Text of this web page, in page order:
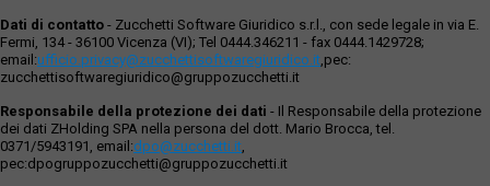
Dati di contatto - Zucchetti Software Giuridico s.r.l., con sede legale in via E.
Fermi, 134 - 36100 Vicenza (VI); Tel 0444.346211 - fax 0444.1429728;
email:ufficio.privacy@zucchettisoftwaregiuridico.it ,pec:
zucchettisoftwaregiuridico@gruppozucchetti.it
Responsabile della protezione dei dati - Il Responsabile della protezione
dei dati ZHolding SPA nella persona del dott. Mario Brocca, tel.
0371/5943191, email:dpo@zucchetti.it
pec:dpogruppozucchetti@gruppozucchetti.it